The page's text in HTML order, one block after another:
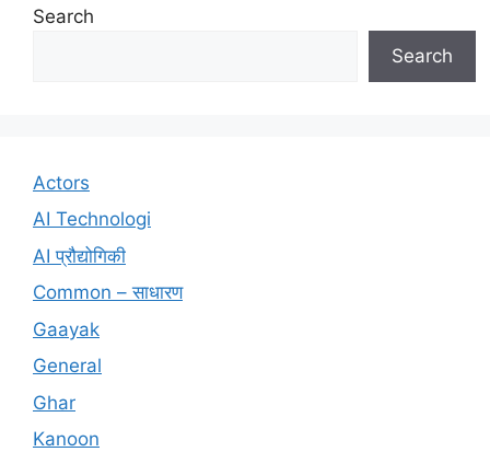
Search
Search
Actors
AI Technologi
AI प्रौद्योगिकी
Common – साधारण
Gaayak
General
Ghar
Kanoon